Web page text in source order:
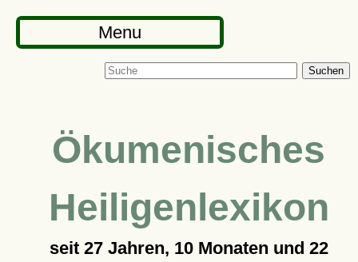
Menu
Suchen
Ökumenisches
Heiligenlexikon
seit 27 Jahren, 10 Monaten und 22